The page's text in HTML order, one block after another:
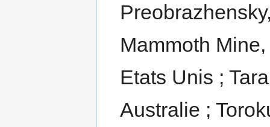
Mammoth
Etats Unis ;
Australie ;